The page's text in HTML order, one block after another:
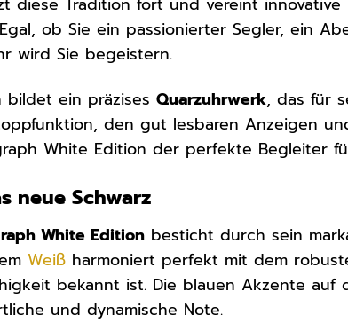
diese Tradition fort und vereint innovative
ob Sie ein passionierter Segler, ein
wird Sie begeistern.
bildet ein präzisesQuarzuhrwerk, das für
den gut lesbaren Anzeigen
White Edition der perfekte Begleiter
neue Schwarz
White Edition besticht durch sein
Weiß harmoniert perfekt mit dem
bekannt ist. Die blauen Akzente
und dynamische Note.